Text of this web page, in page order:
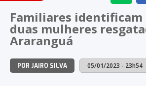
NO
Familiares identificam
duas mulheres
Araranguá
POR JAIRO SILVA 05/01/2023 - 23h54